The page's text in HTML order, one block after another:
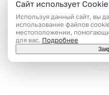
Сайт использует Cookie
Используя данный сайт, вы
использование файлов
местоположении,
для вас. Подробнее